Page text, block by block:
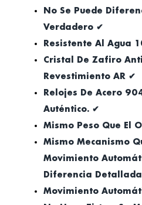
No Se Puede
Verdadero ✔
Resistente Al Agua
Cristal De Zafiro
Revestimiento AR ✔
Relojes De Acero
Auténtico. ✔
Mismo Peso Que El
Mismo Mecanismo
Movimiento
Diferencia Detallada
Movimiento